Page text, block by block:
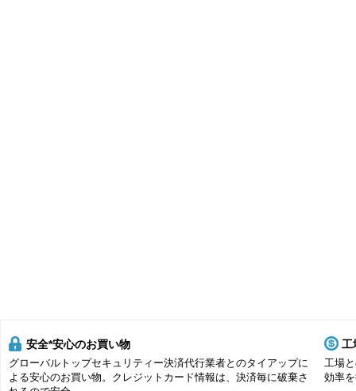
安全*安心のお買い物
グローバルトップセキュリティー決済代行業者とのタイアップに
よる安心のお買い物。クレジットカード情報は、決済毎に破棄さ
工
工場
効率